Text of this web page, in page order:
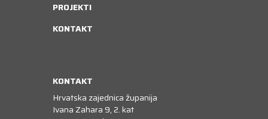
PROJEKTI
KONTAKT
KONTAKT
Hrvatska zajednica županija
Ivana Zahara 9, 2. kat